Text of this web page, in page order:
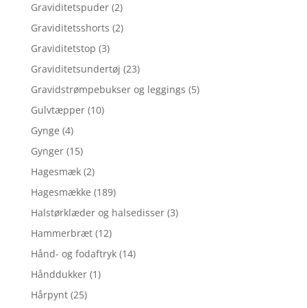
Graviditetspuder (2)
Graviditetsshorts (2)
Graviditetstop (3)
Graviditetsundertøj (23)
Gravidstrømpebukser og leggings (5)
Gulvtæpper (10)
Gynge (4)
Gynger (15)
Hagesmæk (2)
Hagesmække (189)
Halstørklæder og halsedisser (3)
Hammerbræt (12)
Hånd- og fodaftryk (14)
Hånddukker (1)
Hårpynt (25)